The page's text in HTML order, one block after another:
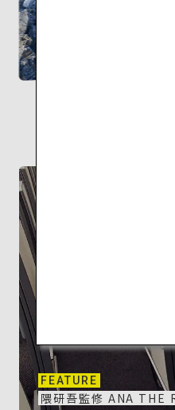
SIMOSE
FEATURE
隈研吾監修 ANA THE